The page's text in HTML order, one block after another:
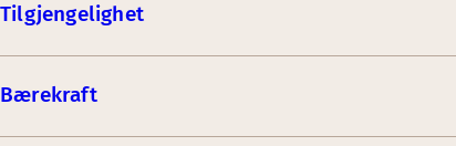
Tilgjengelighet
Bærekraft